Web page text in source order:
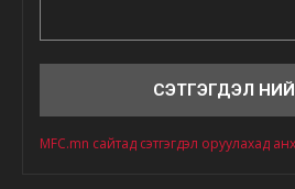
MFC.mn сайтад сэтгэгдэл оруулахад